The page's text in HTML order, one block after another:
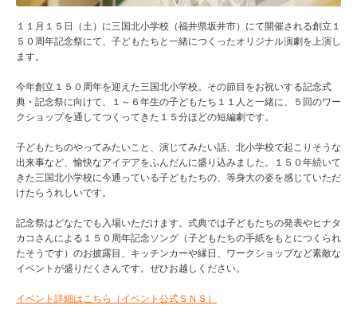
１１月１５日（土）に三国北小学校（福井県坂井市）にて開催される創立１
５０周年記念祭にて、子どもたちと一緒につくったオリジナル演劇を上演し
ます。
今年創立１５０周年を迎えた三国北小学校。その節目をお祝いする記念式
典・記念祭に向けて、１～６年生の子どもたち１１人と一緒に、５回のワー
クショップを通してつくってきた１５分ほどの短編劇です。
子どもたちのやってみたいこと、演じてみたい話、北小学校で起こりそうな
出来事など、愉快なアイデアをふんだんに盛り込みました。１５０年続いて
きた三国北小学校に今通っている子どもたちの、等身大の姿を感じていただ
けたらうれしいです。
記念祭はどなたでも入場いただけます。式典では子どもたちの発表やヒナタ
カコさんによる１５０周年記念ソング（子どもたちの手紙をもとにつくられ
たそうです）のお披露目、キッチンカーや縁日、ワークショップなど素敵な
イベントが盛りだくさんです。ぜひお越しください。
イベント詳細はこちら（イベント公式ＳＮＳ）